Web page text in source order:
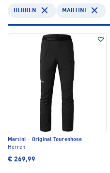
HERREN MARTINI
Martini · Original Tourenhose
Herren
€ 269,99